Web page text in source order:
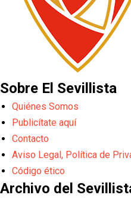
Sobre El Sevillista
Quiénes Somos
Publicítate aquí
Contacto
Aviso Legal, Política de
Código ético
Archivo del